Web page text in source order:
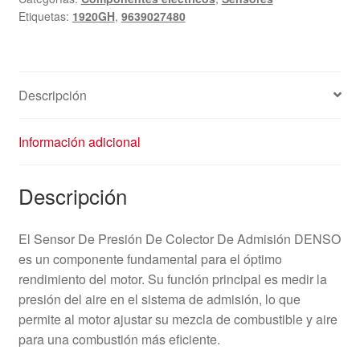
Etiquetas: 1920GH, 9639027480
Descripción
Información adicional
Descripción
El Sensor De Presión De Colector De Admisión DENSO
es un componente fundamental para el óptimo
rendimiento del motor. Su función principal es medir la
presión del aire en el sistema de admisión, lo que
permite al motor ajustar su mezcla de combustible y aire
para una combustión más eficiente.